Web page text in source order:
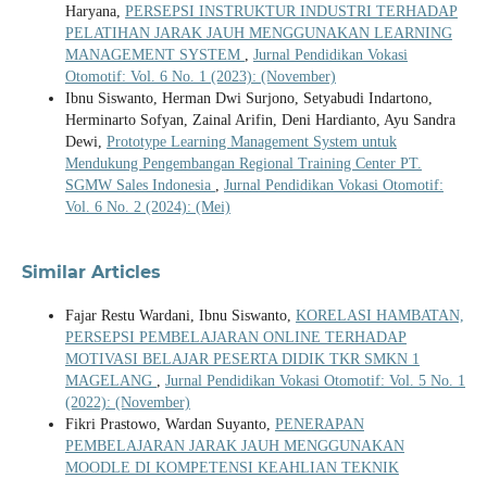
Haryana, PERSEPSI INSTRUKTUR INDUSTRI TERHADAP
PELATIHAN JARAK JAUH MENGGUNAKAN LEARNING
MANAGEMENT SYSTEM , Jurnal Pendidikan Vokasi
Otomotif: Vol. 6 No. 1 (2023): (November)
Ibnu Siswanto, Herman Dwi Surjono, Setyabudi Indartono,
Herminarto Sofyan, Zainal Arifin, Deni Hardianto, Ayu Sandra
Dewi, Prototype Learning Management System untuk
Mendukung Pengembangan Regional Training Center PT.
SGMW Sales Indonesia , Jurnal Pendidikan Vokasi Otomotif:
Vol. 6 No. 2 (2024): (Mei)
Similar Articles
Fajar Restu Wardani, Ibnu Siswanto, KORELASI HAMBATAN,
PERSEPSI PEMBELAJARAN ONLINE TERHADAP
MOTIVASI BELAJAR PESERTA DIDIK TKR SMKN 1
MAGELANG , Jurnal Pendidikan Vokasi Otomotif: Vol. 5 No. 1
(2022): (November)
Fikri Prastowo, Wardan Suyanto, PENERAPAN
PEMBELAJARAN JARAK JAUH MENGGUNAKAN
MOODLE DI KOMPETENSI KEAHLIAN TEKNIK